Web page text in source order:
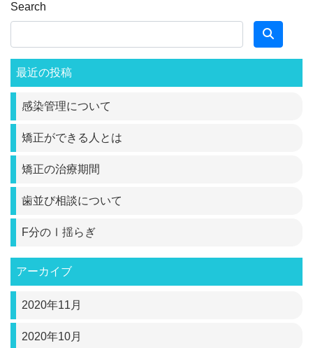
Search
最近の投稿
感染管理について
矯正ができる人とは
矯正の治療期間
歯並び相談について
F分のⅠ揺らぎ
アーカイブ
2020年11月
2020年10月